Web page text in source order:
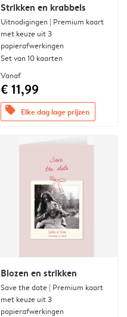
Strikken en krabbels
Uitnodigingen | Premium kaart
met keuze uit 3
papierafwerkingen
Set van 10 kaarten
Vanaf
€ 11,99
offers Elke dag lage prijzen
Blozen en strikken
Save the date | Premium kaart
met keuze uit 3
papierafwerkingen